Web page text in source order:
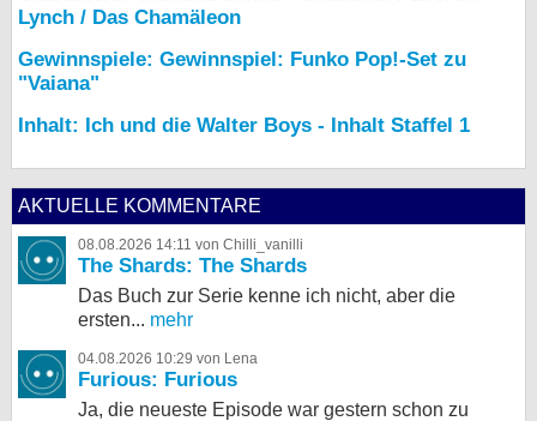
Lynch / Das Chamäleon
Gewinnspiele: Gewinnspiel: Funko Pop!-Set zu
"Vaiana"
Inhalt: Ich und die Walter Boys - Inhalt Staffel 1
AKTUELLE KOMMENTARE
08.08.2026 14:11 von Chilli_vanilli
The Shards: The Shards
Das Buch zur Serie kenne ich nicht, aber die
ersten... mehr
04.08.2026 10:29 von Lena
Furious: Furious
Ja, die neueste Episode war gestern schon zu